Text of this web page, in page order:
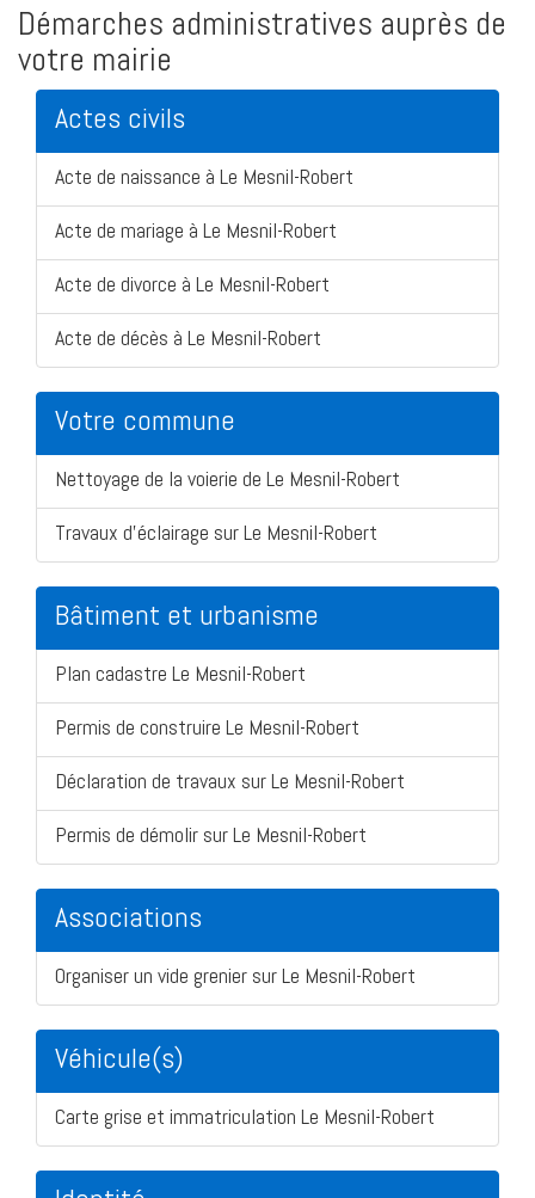
Démarches administratives auprès de
votre mairie
Actes civils
Acte de naissance à Le Mesnil-Robert
Acte de mariage à Le Mesnil-Robert
Acte de divorce à Le Mesnil-Robert
Acte de décès à Le Mesnil-Robert
Votre commune
Nettoyage de la voierie de Le Mesnil-Robert
Travaux d'éclairage sur Le Mesnil-Robert
Bâtiment et urbanisme
Plan cadastre Le Mesnil-Robert
Permis de construire Le Mesnil-Robert
Déclaration de travaux sur Le Mesnil-Robert
Permis de démolir sur Le Mesnil-Robert
Associations
Organiser un vide grenier sur Le Mesnil-Robert
Véhicule(s)
Carte grise et immatriculation Le Mesnil-Robert